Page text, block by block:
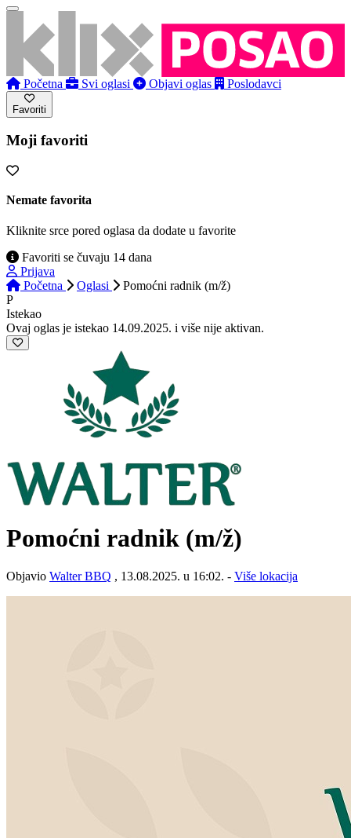
Početna Svi oglasi Objavi oglas Poslodavci
Favoriti
Moji favoriti
Nemate favorita
Kliknite srce pored oglasa da dodate u favorite
Favoriti se čuvaju 14 dana
Prijava
Početna
Oglasi
Pomoćni radnik (m/ž)
P
Istekao
Ovaj oglas je istekao 14.09.2025. i više nije aktivan.
Pomoćni radnik (m/ž)
Objavio Walter BBQ , 13.08.2025. u 16:02. - Više lokacija